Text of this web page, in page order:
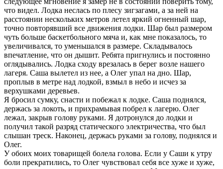
что видел. Лодка неслась по плесу зигзагами, а за ней на
расстоянии нескольких метров летел яркий огненный шар,
точно повторявший все движения лодки. Шар был размером
чуть больше баскетбольного мяча и, как мне показалось, то
увеличивался, то уменьшался в размере. Складывалось
впечатление, что он дышит. Ребята пригнулись и постоянно
оглядывались. Лодка сходу врезалась в берег возле нашего
лагеря. Саша вылетел из нее, а Олег упал на дно. Шар,
проплыв в метре над лодкой, взмыл в небо и исчез за
верхушками деревьев.
Я бросил сумку, снасти и побежал к лодке. Саша поднялся,
держась за локоть, и прихрамывая побрел к лагерю. Олег
лежал, закрыв голову руками. Я дотронулся до лодки и
получил такой разряд статического электричества, что был
слышан треск. Наконец, держась руками за голову, поднялся и
Олег.
У обоих моих товарищей болела голова. Если у Саши к утру
боли прекратились, то Олег чувствовал себя все хуже и хуже,